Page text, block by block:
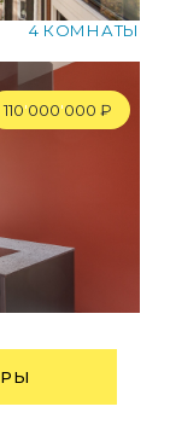
4 КОМНАТЫ
110'000'000 ₽